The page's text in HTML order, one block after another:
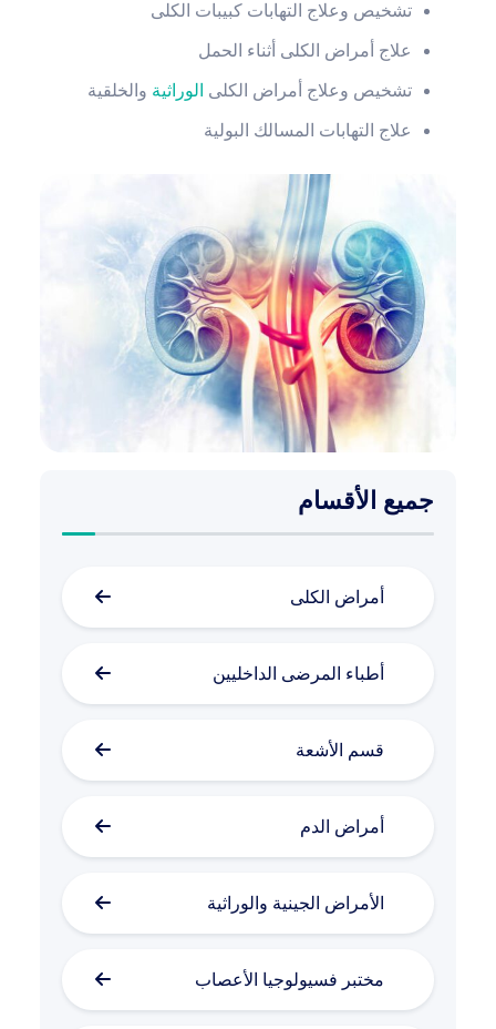
جميع الأقسام
أمراض الكلى
أطباء المرضى الداخليين
قسم الأشعة
أمراض الدم
الأمراض الجينية والوراثية
مختبر فسيولوجيا الأعصاب
تشخيص وعلاج التهابات كبيبات الكلى
علاج أمراض الكلى أثناء الحمل
تشخيص وعلاج أمراض الكلى الوراثية والخلقية
علاج التهابات المسالك البولية